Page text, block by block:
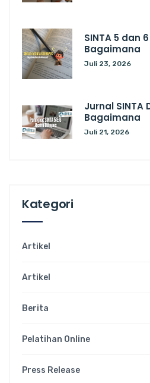
SINTA 5 dan
Bagaimana
Juli 23, 2026
Jurnal SINTA
Bagaimana
Juli 21, 2026
Kategori
Artikel
Artikel
Berita
Pelatihan Online
Press Release